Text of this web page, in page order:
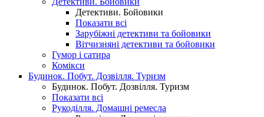
Детективи. Бойовики
Показати всі
Зарубіжні детективи та бойовики
Вітчизняні детективи та бойовики
Гумор і сатира
Комікси
Будинок. Побут. Дозвілля. Туризм
Будинок. Побут. Дозвілля. Туризм
Показати всі
Рукоділля. Домашні ремесла